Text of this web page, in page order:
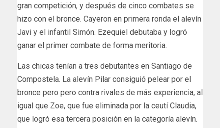
gran competición, y después de cinco combates se
hizo con el bronce. Cayeron en primera ronda el alevín
Javi y el infantil Simón. Ezequiel debutaba y logró
ganar el primer combate de forma meritoria.
Las chicas tenían a tres debutantes en Santiago de
Compostela. La alevín Pilar consiguió pelear por el
bronce pero pero contra rivales de más experiencia, al
igual que Zoe, que fue eliminada por la ceutí Claudia,
que logró esa tercera posición en la categoría alevín.